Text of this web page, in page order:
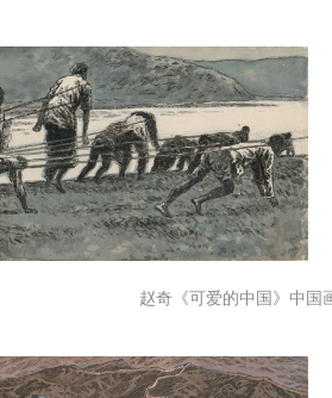
赵奇《可爱的中国》 中国